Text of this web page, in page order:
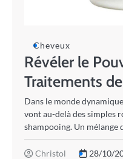
Cheveux
Révéler le
Traitements
Dans le monde
vont au-delà des simples
shampooing. Un mélange
Christol 28/10/